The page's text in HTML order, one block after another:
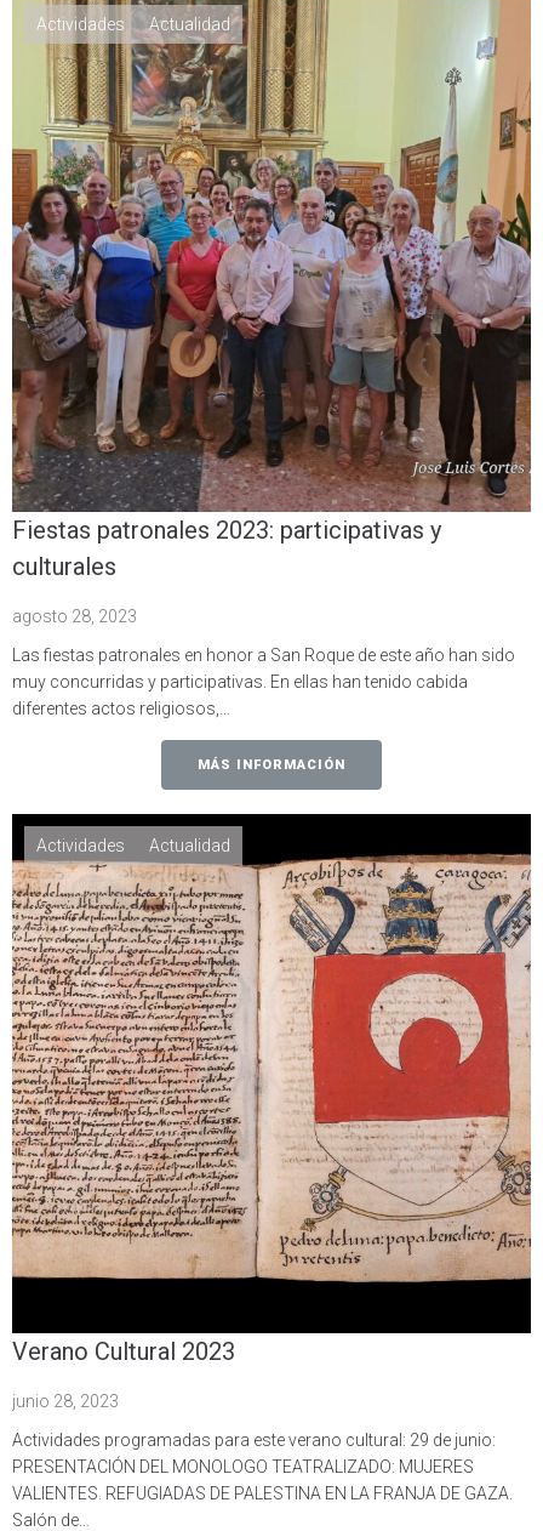
Actividades Actualidad
Fiestas patronales 2023: participativas y
culturales
agosto 28, 2023
Las fiestas patronales en honor a San Roque de este año han sido
muy concurridas y participativas. En ellas han tenido cabida
diferentes actos religiosos,…
MÁS INFORMACIÓN
Actividades Actualidad
Verano Cultural 2023
junio 28, 2023
Actividades programadas para este verano cultural: 29 de junio:
PRESENTACIÓN DEL MONOLOGO TEATRALIZADO: MUJERES
VALIENTES. REFUGIADAS DE PALESTINA EN LA FRANJA DE GAZA.
Salón de…